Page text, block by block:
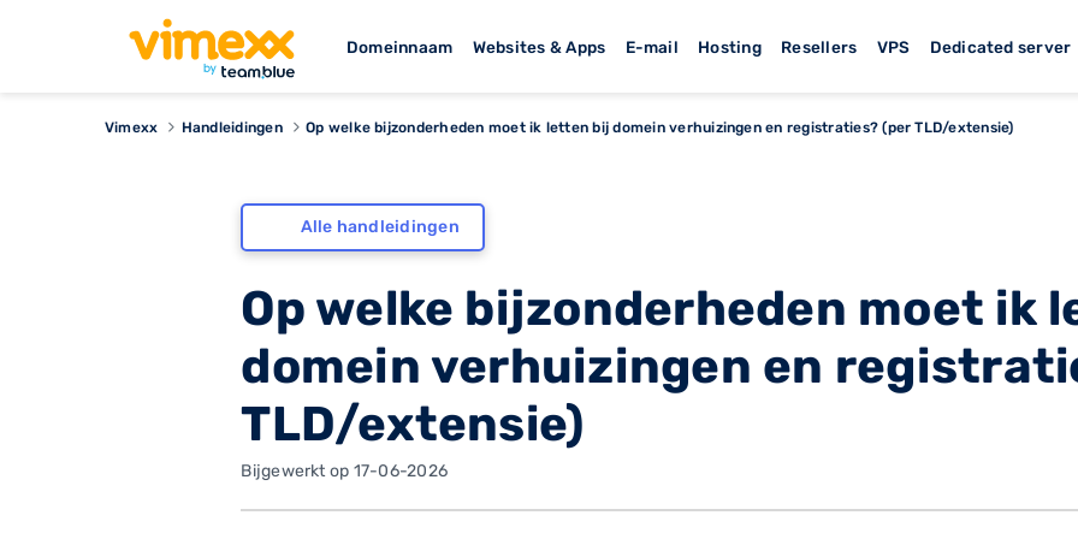
Domeinnaam Websites & Apps E-mail Hosting Resellers VPS Dedicated server
Vimexx Handleidingen Op welke bijzonderheden moet ik letten bij domein verhuizingen en registraties? (per TLD/extensie)
Alle handleidingen
Op welke bijzonderheden moet ik
domein verhuizingen en
TLD/extensie)
Bijgewerkt op 17-06-2026